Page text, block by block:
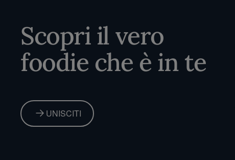
Scopri il vero
foodie che è in te
UNISCITI